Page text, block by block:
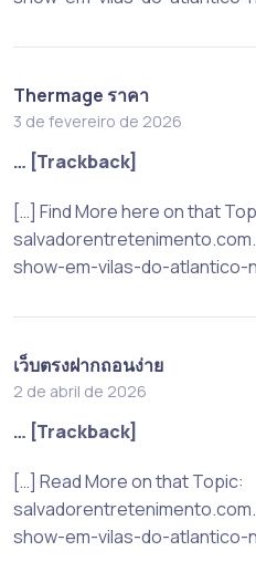
Thermage ราคา
3 de fevereiro de 2026
… [Trackback]
[…] Find More here on that
show-em-vilas-do-atlantico-
เว็บตรงฝากถอนง่าย
2 de abril de 2026
… [Trackback]
[…] Read More on that Topic:
show-em-vilas-do-atlantico-